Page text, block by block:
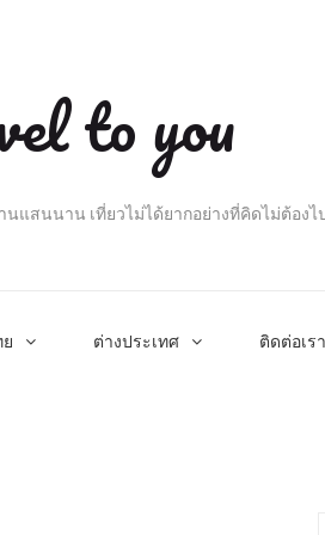
to you
สนนาน เที่ยวไม่ได้ยากอย่างที่คิดไม่ต้องไ
ต่างประเทศ ติดต่อเรา